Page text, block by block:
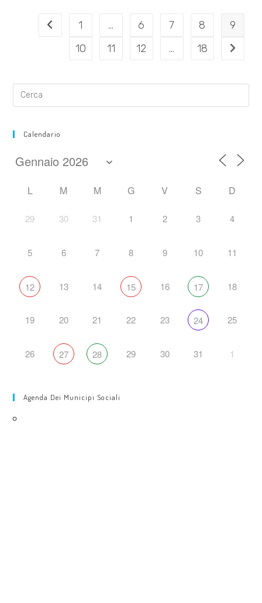
Vai alla pagina precedente
1 … 6 7 8
9
10
11 12 … 18 Vai alla
Calendario
L M M G V S D
29 30 31 1 2 3 4
5 6 7 8 9 10 11
12 13 14 15 16 17 18
19 20 21 22 23 24 25
26 27 28 29 30 31 1
Agenda Dei Municipi Sociali